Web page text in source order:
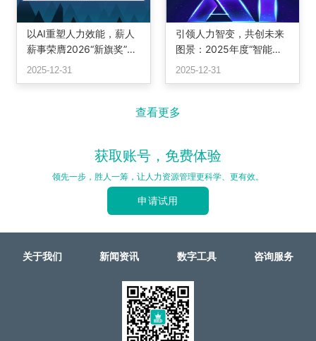
以AI重塑人力效能，薪人
薪事荣膺2026“新旗奖”最
佳解决方案，定义智能HR
2025-12-31
引领人力智变，共创未来
图景：2025年度“智能转
型潜力奖”颁奖
2025-12-31
查看更多
获取账号，免费体验
领先一步，胜人一筹，让人力资源管理更科学、更有效。
申请试用
关于我们 新闻资讯 数字工具 咨询服务